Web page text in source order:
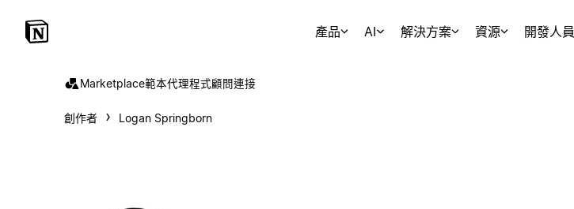
產品 AI 解決方案 資源 開發人員
Marketplace範本代理程式顧問連接
創作者 Logan Springborn